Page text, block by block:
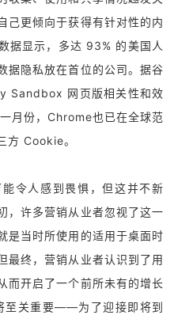
己更倾向于获得有针对性的内
据显示，多达 93% 的美国人
据隐私放在首位的公司。据谷
Sandbox 网页版相关性和效
月份，Chrome也已在全球范
方 Cookie。
令人感到畏惧，但这并不新
，许多营销从业者忽视了这一
是当时所使用的适用于桌面时
最终，营销从业者认识到了用
而开启了一个前所未有的增长
至关重要——为了迎接即将到